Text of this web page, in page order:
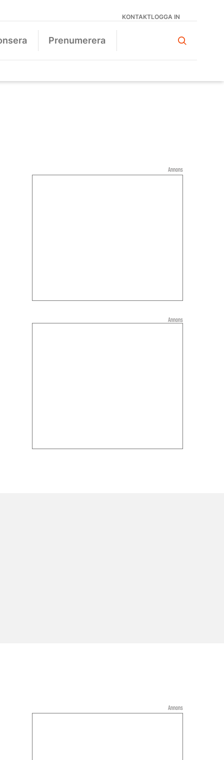
KONTAKTLOGGA IN
Prenumerera
Annons
Annons
Annons